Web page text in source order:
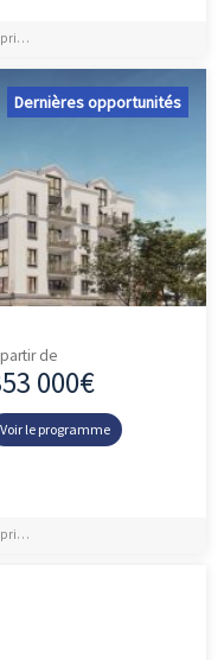
PTZ
Dernières opportunités
de
000€
Voir le programme
PTZ